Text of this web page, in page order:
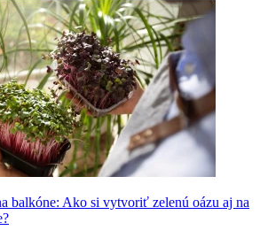
balkóne: Ako si vytvoriť zelenú oázu aj na